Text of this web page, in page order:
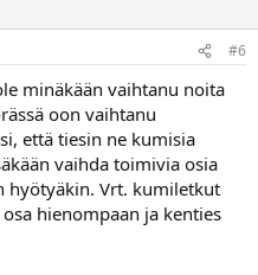
#6
minäkään vaihtanu noita
oon vaihtanu
että tiesin ne kumisia
vaihda toimivia osia
hyötyäkin. Vrt. kumiletkut
hienompaan ja kenties